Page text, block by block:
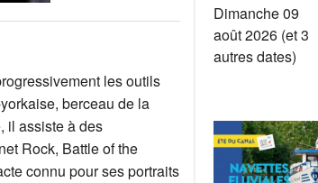
les outils
berceau de la
il assiste à des
Rock, Battle of the
connu pour ses portraits
Dimanche 09
août 2026 (et 3
autres dates)